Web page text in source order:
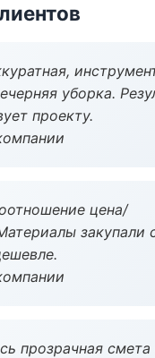
уборка.
проекту.
цена/
закупали
прозрачная смета